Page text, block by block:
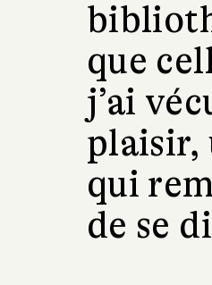
que
j’ai
plaisir,
qui
de se